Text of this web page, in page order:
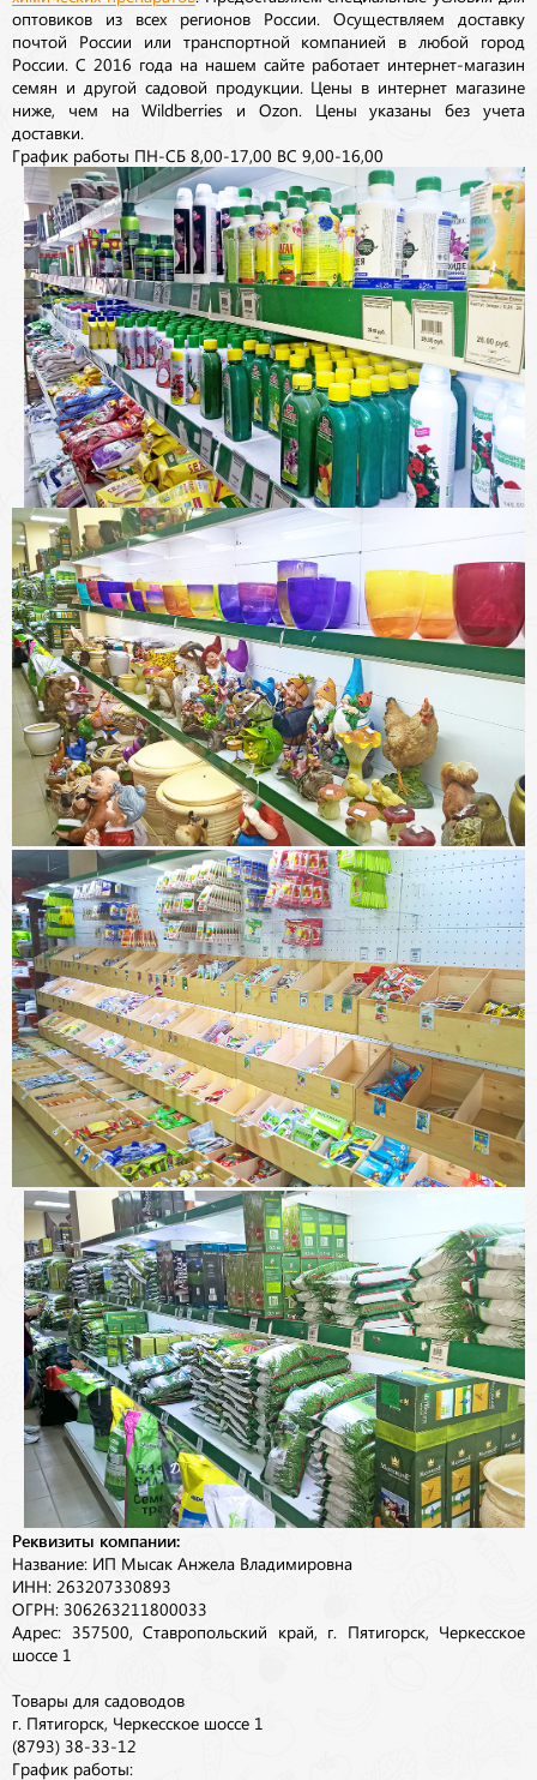
оптовиков из всех регионов России. Осуществляем доставку
почтой России или транспортной компанией в любой город
России. С 2016 года на нашем сайте работает интернет-магазин
семян и другой садовой продукции. Цены в интернет магазине
ниже, чем на Wildberries и Ozon. Цены указаны без учета
доставки.
График работы ПН-СБ 8,00-17,00 ВС 9,00-16,00
Реквизиты компании:
Название: ИП Мысак Анжела Владимировна
ИНН: 263207330893
ОГРН: 306263211800033
Адрес: 357500, Ставропольский край, г. Пятигорск, Черкесское
шоссе 1
Товары для садоводов
г. Пятигорск, Черкесское шоссе 1
(8793) 38-33-12
График работы: